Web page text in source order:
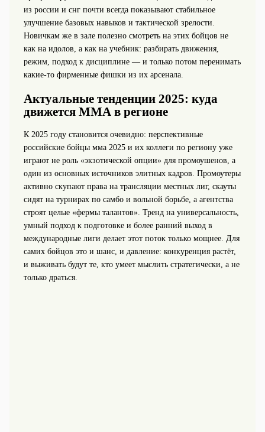
из россии и снг почти всегда показывают стабильное
улучшение базовых навыков и тактической зрелости.
Новичкам же в зале полезно смотреть на этих бойцов не
как на идолов, а как на учебник: разбирать движения,
режим, подход к дисциплине — и только потом перенимать
какие-то фирменные фишки из их арсенала.
Актуальные тенденции 2025: куда
движется ММА в регионе
К 2025 году становится очевидно: перспективные
российские бойцы мма 2025 и их коллеги по региону уже
играют не роль «экзотической опции» для промоушенов, а
один из основных источников элитных кадров. Промоутеры
активно скупают права на трансляции местных лиг, скауты
сидят на турнирах по самбо и вольной борьбе, а агентства
строят целые «фермы талантов». Тренд на универсальность,
умный подход к подготовке и более ранний выход в
международные лиги делает этот поток только мощнее. Для
самих бойцов это и шанс, и давление: конкуренция растёт,
и выживать будут те, кто умеет мыслить стратегически, а не
только драться.